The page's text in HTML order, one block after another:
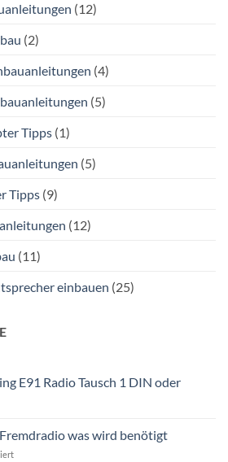
(12)
(2)
(4)
(5)
Tipps (1)
(5)
Tipps (9)
(12)
(11)
einbauen (25)
E91 Radio Tausch 1 DIN oder
was wird benötigt
für